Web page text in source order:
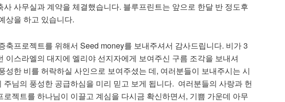
사 사무실과 계약을 체결했습니다. 블루프린트는 앞으로 한달 반 정도후
상을 하고 있습니다.
축프로젝트를 위해서 Seed money를 보내주셔서 감사드립니다. 비가 3
이스라엘의 대지에 엘리야 선지자에게 보여주신 구름 조각을 보내셔
성한 비를 허락하실 사인으로 보여주셨는 데, 여러분들이 보내주시는 시
주님의 풍성한 공급하심을 미리 믿고 보게 됩니다. 여러분들의 사랑과 헌
로젝트를 하나님이 이끌고 계심을 다시금 확신하면서, 기쁨 가운데 아무